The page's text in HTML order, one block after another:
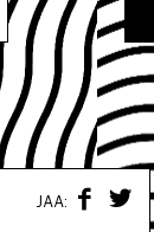
JAA:
F
W